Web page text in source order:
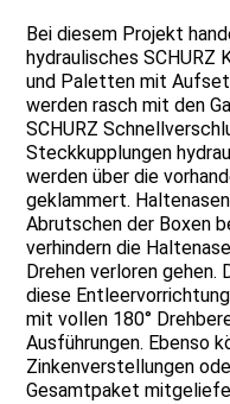
Bei diesem Projekt
hydraulisches
und Paletten mit
werden rasch mit den
SCHURZ
Steckkupplungen
werden über die
geklammert.
Abrutschen der Boxen
verhindern die
Drehen verloren gehen.
diese
mit vollen 180°
Ausführungen. Ebenso
Zinkenverstellungen
Gesamtpaket